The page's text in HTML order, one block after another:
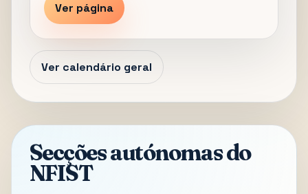
Ver página
Ver calendário geral
Secções autónomas do
NFIST